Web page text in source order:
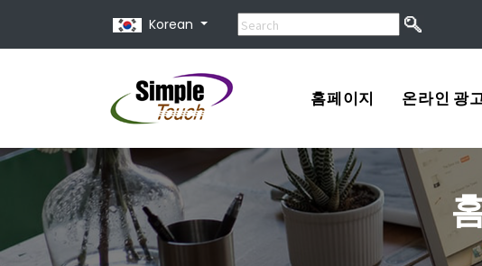
Korean
홈페이지
포트폴리오
견적서
홈페이지 제작
온라인 광
오버추어광
키워드광고
검색엔진